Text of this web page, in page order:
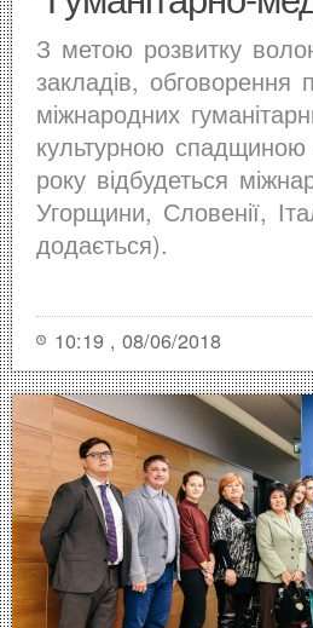
З метою розвитку
закладів, обговорення
міжнародних
культурною
року відбудеться
Угорщини, Словенії,
додається).
10:19 , 08/06/2018